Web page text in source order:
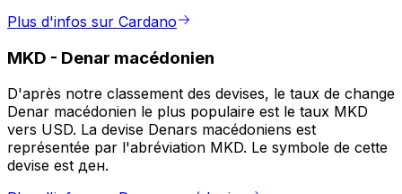
Plus d'infos sur Cardano
MKD - Denar macédonien
D'après notre classement des devises, le taux de change
Denar macédonien le plus populaire est le taux MKD
vers USD. La devise Denars macédoniens est
représentée par l'abréviation MKD. Le symbole de cette
devise est ден.